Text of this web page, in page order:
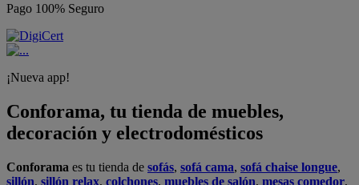
Pago 100% Seguro
¡Nueva app!
Conforama, tu tienda de muebles,
decoración y electrodomésticos
Conforama es tu tienda de sofás, sofá cama, sofá chaise longue,
sillón, sillón relax, colchones, muebles de salón, mesas comedor,